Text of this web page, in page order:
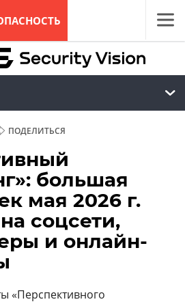
ПОДЕЛИТЬСЯ
большая
мая 2026 г.
соцсети,
и онлайн-
«Перспективного